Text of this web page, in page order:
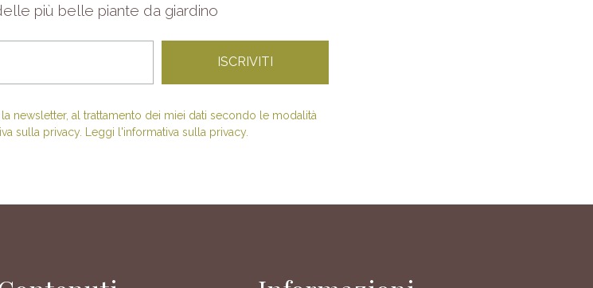
più belle piante da giardino
newsletter, al trattamento dei miei dati secondo le modalità
sulla privacy. Leggi l'informativa sulla privacy.